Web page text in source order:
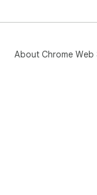
About Chrome Web